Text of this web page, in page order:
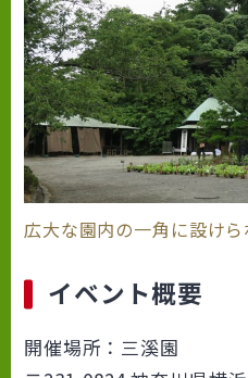
広大な園内の一角に設け
イベント概要
開催場所：三溪園